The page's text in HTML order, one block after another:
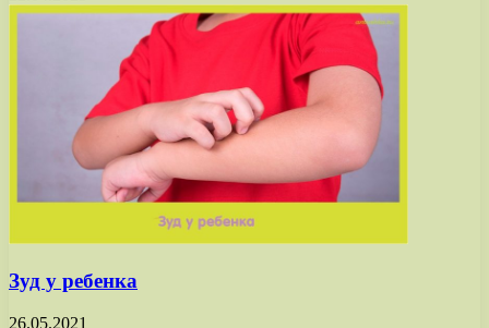
Зуд у ребенка
26.05.2021